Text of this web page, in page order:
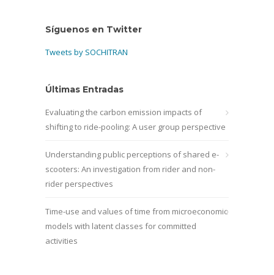
Síguenos en Twitter
Tweets by SOCHITRAN
Últimas Entradas
Evaluating the carbon emission impacts of
shifting to ride-pooling: A user group perspective
Understanding public perceptions of shared e-
scooters: An investigation from rider and non-
rider perspectives
Time-use and values of time from microeconomic
models with latent classes for committed
activities